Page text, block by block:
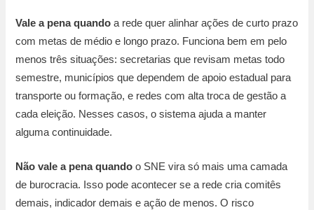
Vale a pena quando a rede quer alinhar ações de curto prazo
com metas de médio e longo prazo. Funciona bem em pelo
menos três situações: secretarias que revisam metas todo
semestre, municípios que dependem de apoio estadual para
transporte ou formação, e redes com alta troca de gestão a
cada eleição. Nesses casos, o sistema ajuda a manter
alguma continuidade.
Não vale a pena quando o SNE vira só mais uma camada
de burocracia. Isso pode acontecer se a rede cria comitês
demais, indicador demais e ação de menos. O risco